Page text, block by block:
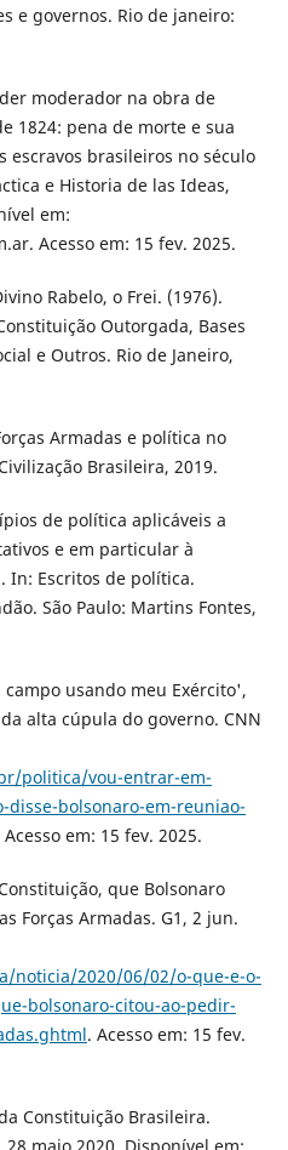
e governos. Rio de janeiro:
moderador na obra de
1824: pena de morte e sua
escravos brasileiros no século
e Historia de las Ideas,
em:
Acesso em: 15 fev. 2025.
Rabelo, o Frei. (1976).
Outorgada, Bases
e Outros. Rio de Janeiro,
Armadas e política no
Brasileira, 2019.
de política aplicáveis a
e em particular à
In: Escritos de política.
São Paulo: Martins Fontes,
campo usando meu Exército',
alta cúpula do governo. CNN
politica/vou-entrar-em-
disse-bolsonaro-em-reuniao-
Acesso em: 15 fev. 2025.
que Bolsonaro
Forças Armadas. G1, 2 jun.
noticia/2020/06/02/o-que-e-o-
bolsonaro-citou-ao-pedir-
. Acesso em: 15 fev.
Constituição Brasileira.